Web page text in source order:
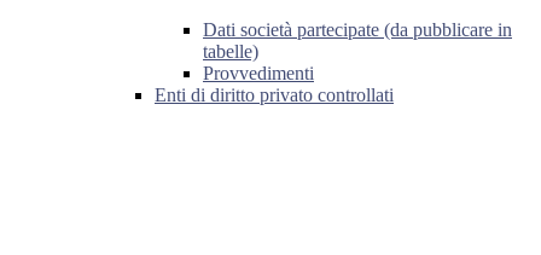
Dati società partecipate (da pubblicare in
tabelle)
Provvedimenti
Enti di diritto privato controllati